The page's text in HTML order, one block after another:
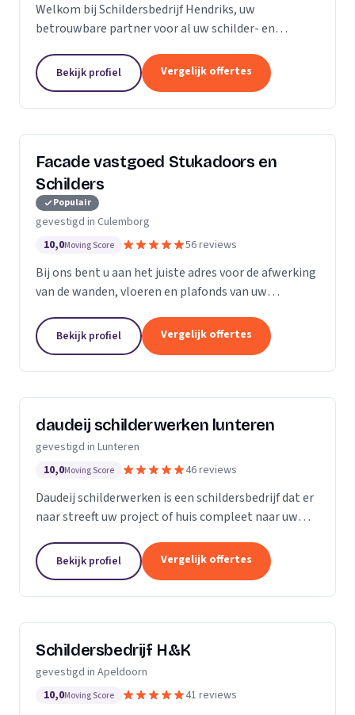
Welkom bij Schildersbedrijf Hendriks, uw
betrouwbare partner voor al uw schilder- en
de branche, onderscheiden we ons door onze
expertise en toewijding...
Bekijk profiel Vergelijk offertes
Facade vastgoed Stukadoors en
Schilders
Populair
gevestigd in Culemborg
10,0Moving Score 56 reviews
Bij ons bent u aan het juiste adres voor de afwerking
van de wanden, vloeren en plafonds van uw
met ons team pakken we dan ook de klus vakkundig
aan...
Bekijk profiel Vergelijk offertes
daudeij schilderwerken lunteren
gevestigd in Lunteren
10,0Moving Score 46 reviews
Daudeij schilderwerken is een schildersbedrijf dat er
naar streeft uw project of huis compleet naar uw
werken en beschikken over goede materialen die
ons...
Bekijk profiel Vergelijk offertes
Schildersbedrijf H&K
gevestigd in Apeldoorn
10,0Moving Score 41 reviews